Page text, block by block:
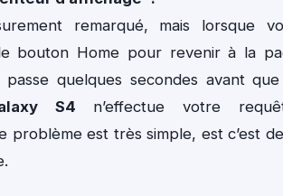
remarqué, mais lorsque
bouton Home pour revenir à la
passe quelques secondes avant
S4 n’effectue votre
problème est très simple, est c’est